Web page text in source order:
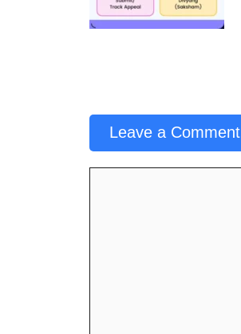
Leave a Comment